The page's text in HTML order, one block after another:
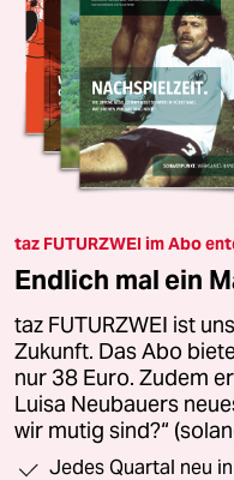
taz FUTURZWEI im Abo
Endlich mal ein
taz FUTURZWEI ist
Zukunft. Das Abo
nur 38 Euro. Zudem
Luisa Neubauers
wir mutig sind?“
Jedes Quartal neu